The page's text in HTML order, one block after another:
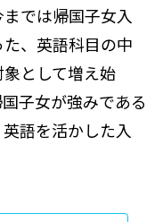
では帰国子女入
、英語科目の中
として増え始
子女が強みである
語を活かした入